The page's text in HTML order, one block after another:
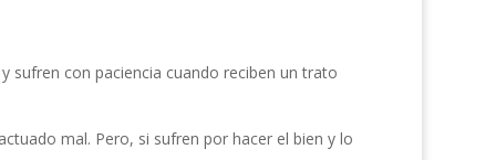
sufren con paciencia cuando reciben un trato
mal. Pero, si sufren por hacer el bien y lo